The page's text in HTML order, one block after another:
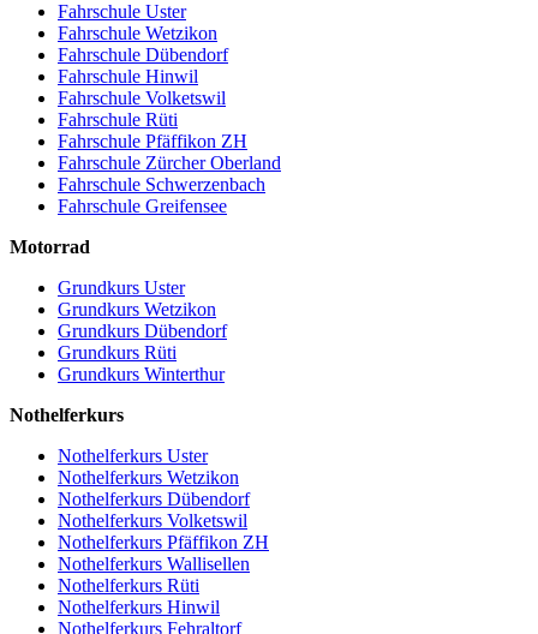
Fahrschule Uster
Fahrschule Wetzikon
Fahrschule Dübendorf
Fahrschule Hinwil
Fahrschule Volketswil
Fahrschule Rüti
Fahrschule Pfäffikon ZH
Fahrschule Zürcher Oberland
Fahrschule Schwerzenbach
Fahrschule Greifensee
Motorrad
Grundkurs Uster
Grundkurs Wetzikon
Grundkurs Dübendorf
Grundkurs Rüti
Grundkurs Winterthur
Nothelferkurs
Nothelferkurs Uster
Nothelferkurs Wetzikon
Nothelferkurs Dübendorf
Nothelferkurs Volketswil
Nothelferkurs Pfäffikon ZH
Nothelferkurs Wallisellen
Nothelferkurs Rüti
Nothelferkurs Hinwil
Nothelferkurs Fehraltorf